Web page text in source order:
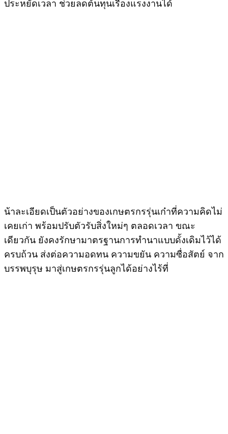
น้าละเอียดเป็นตัวอย่างของเกษตรกรรุ่นเก๋าที่ความคิดไม่
เคยเก่า พร้อมปรับตัวรับสิ่งใหม่ๆ ตลอดเวลา ขณะ
เดียวกัน ยังคงรักษามาตรฐานการทำนาแบบดั้งเดิมไว้ได้
ครบถ้วน ส่งต่อความอดทน ความขยัน ความซื่อสัตย์ จาก
บรรพบุรุษ มาสู่เกษตรกรรุ่นลูกได้อย่างไร้ที่